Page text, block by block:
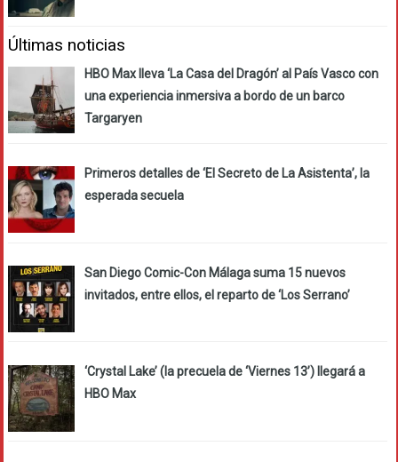
Últimas noticias
HBO Max lleva ‘La Casa del Dragón’ al País Vasco con
una experiencia inmersiva a bordo de un barco
Targaryen
Primeros detalles de ‘El Secreto de La Asistenta’, la
esperada secuela
San Diego Comic-Con Málaga suma 15 nuevos
invitados, entre ellos, el reparto de ‘Los Serrano’
‘Crystal Lake’ (la precuela de ‘Viernes 13’) llegará a
HBO Max